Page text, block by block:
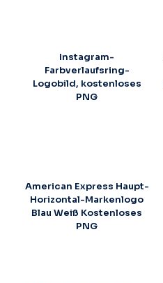
Instagram-
Farbverlaufsring-
Logobild, kostenloses
PNG
American Express Haupt-
Horizontal-Markenlogo
Blau Weiß Kostenloses
PNG